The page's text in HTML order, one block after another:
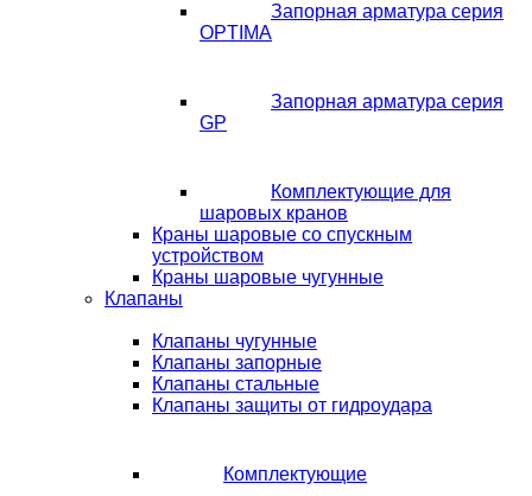
Запорная арматура серия
OPTIMA
Запорная арматура серия
GP
Комплектующие для
шаровых кранов
Краны шаровые со спускным
устройством
Краны шаровые чугунные
Клапаны
Клапаны чугунные
Клапаны запорные
Клапаны стальные
Клапаны защиты от гидроудара
Комплектующие